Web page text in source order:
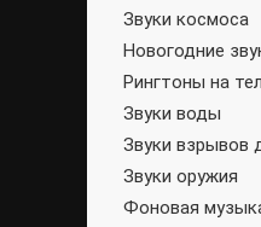
Звуки космоса
Новогодние
Рингтоны на
Звуки воды
Звуки взрывов
Звуки оружия
Фоновая